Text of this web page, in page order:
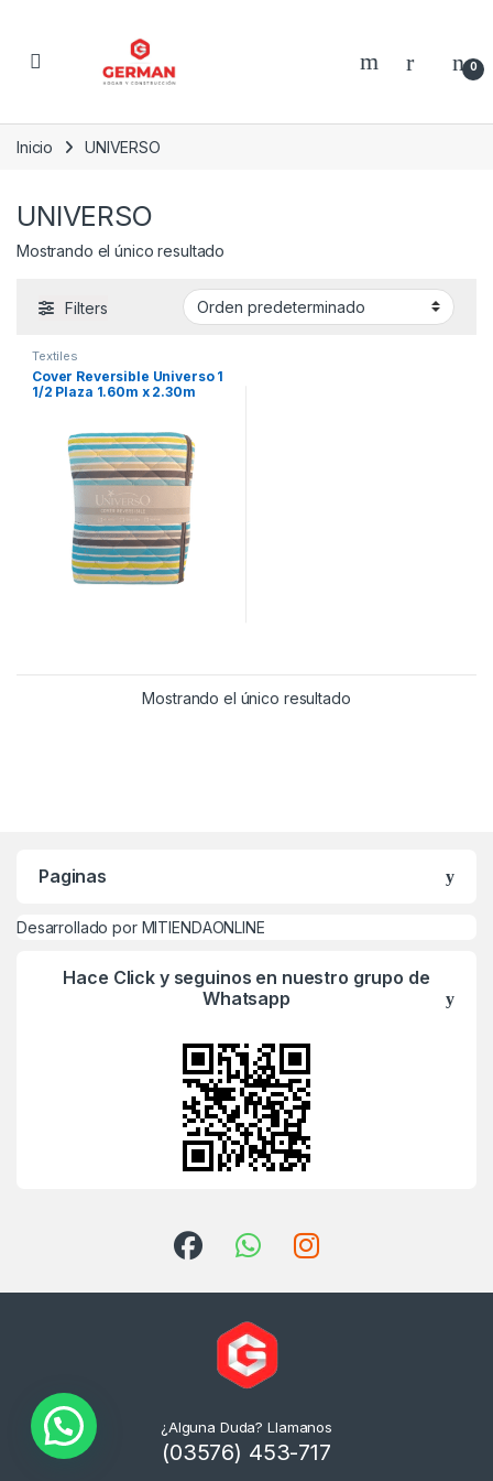
0
Inicio UNIVERSO
UNIVERSO
Mostrando el único resultado
Filters
Textiles
Cover Reversible Universo 1
1/2 Plaza 1.60m x 2.30m
Mostrando el único resultado
Paginas
Desarrollado por MITIENDAONLINE
Hace Click y seguinos en nuestro grupo de
Whatsapp
¿Alguna Duda? Llamanos
(03576) 453-717